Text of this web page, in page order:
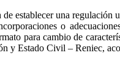
establecer una regulación
o
para cambio de
y Estado Civil – Reniec,